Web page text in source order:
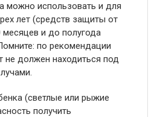
можно использовать и для
лет (средств защиты от
и до полугода
по рекомендации
не должен находиться под
(светлые или рыжие
получить